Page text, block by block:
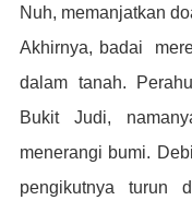
Nuh, memanjatkan
Akhirnya, badai
dalam tanah.
Bukit Judi,
menerangi bumi.
pengikutnya turun d